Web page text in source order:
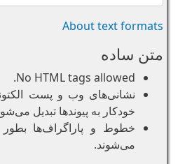
About text formats
متن ساده
No HTML tags allowed.
نشانی‌های وب و پست
خودکار به پیوند‌ها تبدیل می‌شوند.
خطوط و پاراگراف‌ها بطور
می‌شوند.